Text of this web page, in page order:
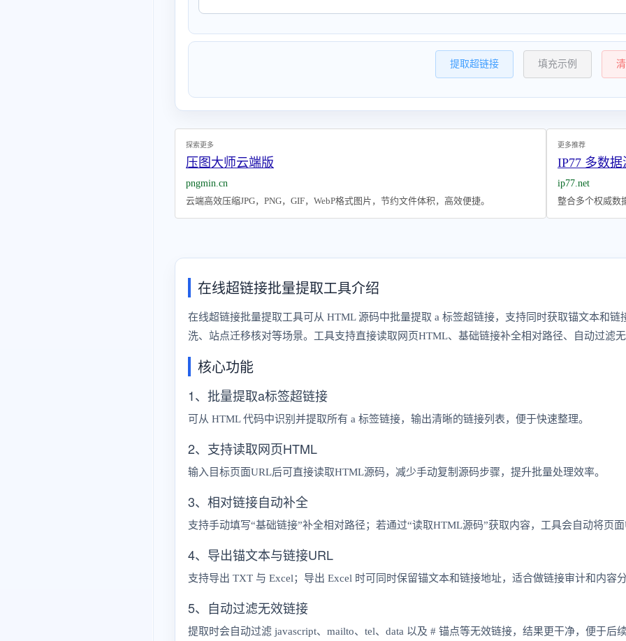
提取超链接 填充示例
探索更多
压图大师云端版
pngmin.cn
云端高效压缩JPG，PNG，GIF，WebP格式图片，节约文件体积，高效便捷。
更多推荐
IP77 多数
ip77.net
整合多个权威数
在线超链接批量提取工具介绍
在线超链接批量提取工具可从 HTML 源码中批量提取 a 标签超链接，支持同时获取锚文本和
洗、站点迁移核对等场景。工具支持直接读取网页HTML、基础链接补全相对路径、自动过滤
核心功能
1、批量提取a标签超链接
可从 HTML 代码中识别并提取所有 a 标签链接，输出清晰的链接列表，便于快速整理。
2、支持读取网页HTML
输入目标页面URL后可直接读取HTML源码，减少手动复制源码步骤，提升批量处理效率。
3、相对链接自动补全
支持手动填写“基础链接”补全相对路径；若通过“读取HTML源码”获取内容，工具会自动将页
4、导出锚文本与链接URL
支持导出 TXT 与 Excel；导出 Excel 时可同时保留锚文本和链接地址，适合做链接审计和内容分
5、自动过滤无效链接
提取时会自动过滤 javascript、mailto、tel、data 以及 # 锚点等无效链接，结果更干净，便于后续